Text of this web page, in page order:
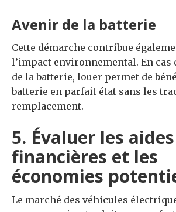
Avenir de la batterie
Cette démarche contribue
l’impact environnemental. En cas
de la batterie, louer permet de
batterie en parfait état sans les
remplacement.
5. Évaluer les aides
financières et les
économies
Le marché des véhicules